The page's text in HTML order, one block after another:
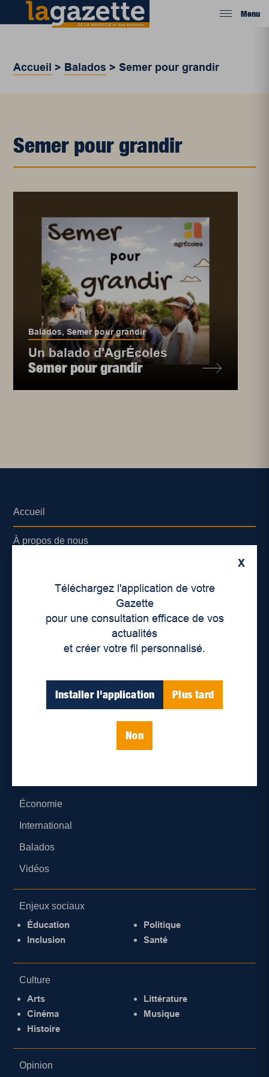
Menu
Accueil > Balados >Semer pour grandir
Semer pour grandir
Balados,Semer pour grandir
Un balado d'AgrÉcoles
Semer pour grandir
X
Téléchargez l'application de votre
Gazette
pour une consultation efficace de vos
actualités
et créer votre fil personnalisé.
Installer l'application Plus tard
Non
Accueil
À propos de nous
Lieux de distribution
Économie
International
Balados
Vidéos
Enjeux sociaux
Éducation
Inclusion
Politique
Santé
Culture
Arts
Cinéma
Histoire
Littérature
Musique
Opinion